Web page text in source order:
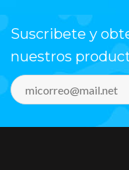
Suscribete y
nuestros